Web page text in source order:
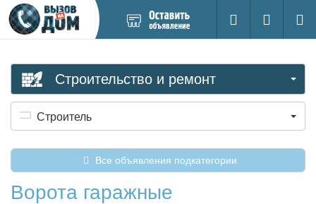
новое
Поиск
Вход на
Строительство и ремонт
Строитель
Все объявления подкатегории
Ворота гаражные